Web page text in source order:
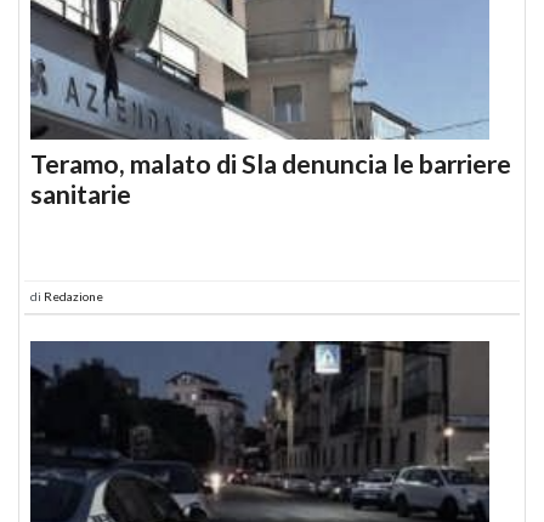
Teramo, malato di Sla denuncia le barriere
sanitarie
di Redazione